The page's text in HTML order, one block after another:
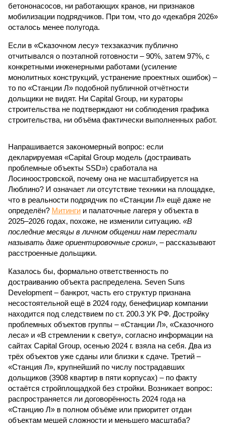
бетононасосов, ни работающих кранов, ни признаков
мобилизации подрядчиков. При том, что до «декабря 2026»
осталось менее полугода.
Если в «Сказочном лесу» техзаказчик публично
отчитывался о поэтапной готовности – 90%, затем 97%, с
конкретными инженерными работами (усиление
монолитных конструкций, устранение проектных ошибок) –
то по «Станции Л» подобной публичной отчётности
дольщики не видят. Ни Capital Group, ни кураторы
строительства не подтверждают ни соблюдения графика
строительства, ни объёма фактически выполненных работ.
Напрашивается закономерный вопрос: если
декларируемая «Capital Group модель (достраивать
проблемные объекты SSD») сработала на
Лосиноостровской, почему она не масштабируется на
Люблино? И означает ли отсутствие техники на площадке,
что в реальности подрядчик по «Станции Л» ещё даже не
определён? Митинги и палаточные лагеря у объекта в
2025–2026 годах, похоже, не изменили ситуацию. «В
последние месяцы в личном общении нам перестали
называть даже ориентировочные сроки», – рассказывают
расстроенные дольщики.
Казалось бы, формально ответственность по
достраиванию объекта распределена. Seven Suns
Development – банкрот, часть его структур признана
несостоятельной ещё в 2024 году, бенефициар компании
находится под следствием по ст. 200.3 УК РФ. Достройку
проблемных объектов группы – «Станции Л», «Сказочного
леса» и «В стремлении к свету», согласно информации на
сайтах Capital Group, осенью 2024 г. взяла на себя. Два из
трёх объектов уже сданы или близки к сдаче. Третий –
«Станция Л», крупнейший по числу пострадавших
дольщиков (3908 квартир в пяти корпусах) – по факту
остаётся стройплощадкой без стройки. Возникает вопрос:
распространяется ли договорённость 2024 года на
«Станцию Л» в полном объёме или приоритет отдан
объектам мешей сложности и меньшего масштаба?